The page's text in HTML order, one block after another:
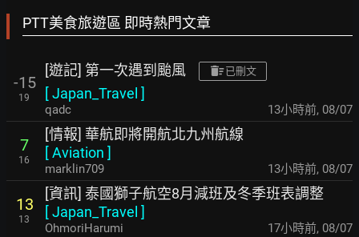
PTT美食旅遊區 即時熱門文章
-15
19
[遊記] 第一次遇到颱風 已刪文
[Japan_Travel ]
qadc 13小時前, 08/07
7
16
[情報] 華航即將開航北九州航線
[Aviation ]
marklin709 13小時前, 08/07
13
13
[資訊] 泰國獅子航空8月減班及冬季班表調整
[Japan_Travel ]
OhmoriHarumi 17小時前, 08/07